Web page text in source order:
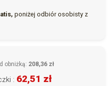
poniżej odbiór osobisty z
obniżką: 208,36 zł
: 62,51 zł